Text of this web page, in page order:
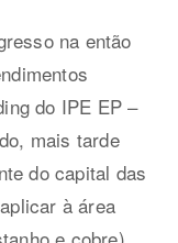
na então
do IPE EP –
mais tarde
do capital das
à área